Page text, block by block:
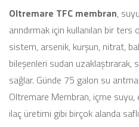
Oltremare TFC membran,
arındırmak için kullanılan bir
sistem, arsenik, kurşun, nitrat,
bileşenleri sudan uzaklaştırarak,
sağlar. Günde 75 galon su
Oltremare Membran, içme suyu,
ilaç üretimi gibi birçok alanda